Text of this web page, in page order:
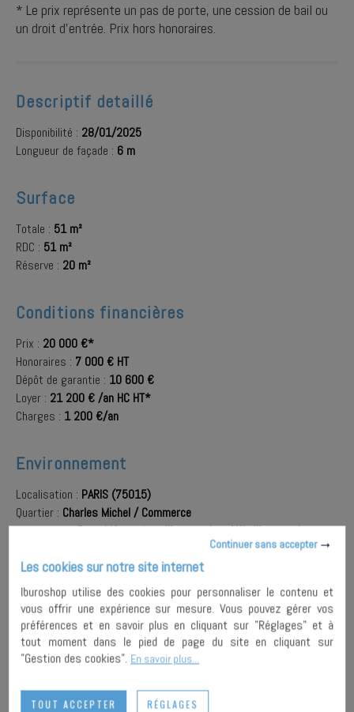
* Le prix représente un pas de porte, une cession de bail ou
un droit d'entrée. Prix hors honoraires.
Descriptif detaillé
Disponibilité : 28/01/2025
Longueur de façade : 6 m
Surface
Totale : 51 m²
RDC : 51 m²
Réserve : 20 m²
Conditions financières
Prix : 20 000 €*
Honoraires : 7 000 € HT
Dépôt de garantie : 10 600 €
Loyer : 21 200 € /an HC HT*
Charges : 1 200 €/an
Environnement
Localisation : PARIS (75015)
Quartier : Charles Michel / Commerce
A proximité :Bus,Métro,Auto libre-service,Vélo libre-service
AJOUTER À
MA
SÉLECTION
ENVOYER À
UN AMI PARTAGER
Continuer sans accepter
Les cookies sur notre site internet
Iburoshop utilise des cookies pour personnaliser le contenu et
vous offrir une expérience sur mesure. Vous pouvez gérer vos
préférences et en savoir plus en cliquant sur "Réglages" et à
tout moment dans le pied de page du site en cliquant sur
"Gestion des cookies". En savoir plus...
TOUT ACCEPTER RÉGLAGES